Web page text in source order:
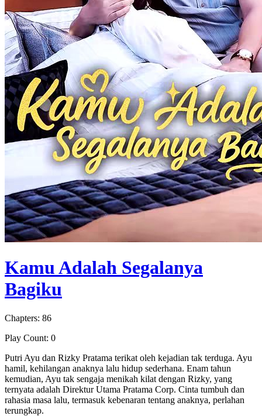
Kamu Adalah Segalanya
Bagiku
Chapters: 86
Play Count: 0
Putri Ayu dan Rizky Pratama terikat oleh kejadian tak terduga. Ayu
hamil, kehilangan anaknya lalu hidup sederhana. Enam tahun
kemudian, Ayu tak sengaja menikah kilat dengan Rizky, yang
ternyata adalah Direktur Utama Pratama Corp. Cinta tumbuh dan
rahasia masa lalu, termasuk kebenaran tentang anaknya, perlahan
terungkap.